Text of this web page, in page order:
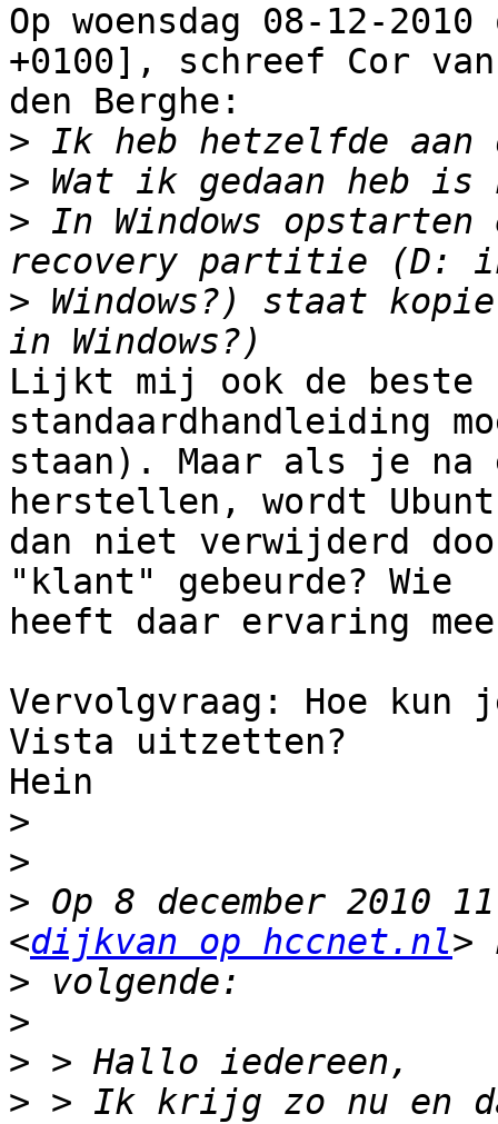
Op woensdag 08-12-
+0100], schreef Cor van
den Berghe:
>
>
> In Windows
> Windows?) staat
Lijkt mij ook de beste
standaardhandleiding
staan). Maar als je na
herstellen, wordt
dan niet verwijderd
"klant" gebeurde? Wie
heeft daar ervaring
Vervolgvraag: Hoe kun
Vista uitzetten?
Hein
>
>
> Op 8 december 2010
<dijkvan op hccnet.nl
>
>
>
> > Ik krijg zo nu en